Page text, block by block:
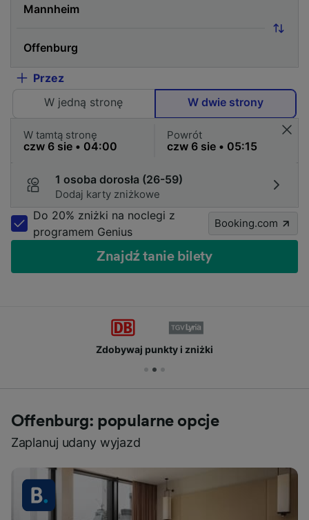
Przez
W jedną stronę
W dwie strony
W tamtą stronę Powrót
1 osoba dorosła (26-59)
Dodaj karty zniżkowe
Do 20% zniżki na noclegi z
programem Genius
Booking.com
Znajdź tanie bilety
Zdobywaj punkty i zniżki
Offenburg: popularne opcje
Zaplanuj udany wyjazd